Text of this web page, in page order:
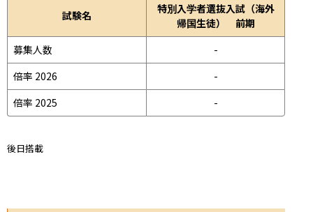
試験名
特別入学者選抜入試（海外
帰国生徒） 前期
募集人数
-
倍率 2026
-
倍率 2025
-
後日搭載